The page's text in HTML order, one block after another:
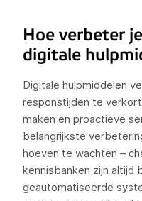
Hoe verbeter
digitale
Digitale hulpmiddelen
responstijden te
maken en proactieve
belangrijkste
hoeven te wachten –
kennisbanken zijn altijd
geautomatiseerde